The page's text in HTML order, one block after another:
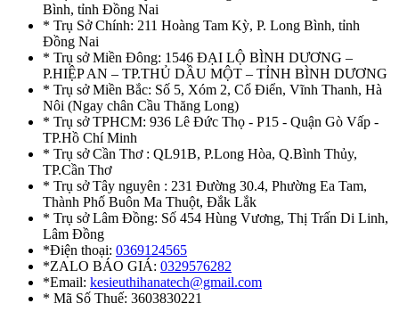
Bình, tỉnh Đồng Nai
* Trụ Sở Chính: 211 Hoàng Tam Kỳ, P. Long Bình, tỉnh
Đồng Nai
* Trụ sở Miền Đông: 1546 ĐẠI LỘ BÌNH DƯƠNG –
P.HIỆP AN – TP.THỦ DẦU MỘT – TỈNH BÌNH DƯƠNG
* Trụ sở Miền Bắc: Số 5, Xóm 2, Cổ Điển, Vĩnh Thanh, Hà
Nôi (Ngay chân Cầu Thăng Long)
* Trụ sở TPHCM: 936 Lê Đức Thọ - P15 - Quận Gò Vấp -
TP.Hồ Chí Minh
* Trụ sở Cần Thơ : QL91B, P.Long Hòa, Q.Bình Thủy,
TP.Cần Thơ
* Trụ sở Tây nguyên : 231 Đường 30.4, Phường Ea Tam,
Thành Phố Buôn Ma Thuột, Đắk Lắk
* Trụ sở Lâm Đồng: Số 454 Hùng Vương, Thị Trấn Di Linh,
Lâm Đồng
*Điện thoại: 0369124565
*ZALO BÁO GIÁ: 0329576282
*Email: kesieuthihanatech@gmail.com
* Mã Số Thuế: 3603830221